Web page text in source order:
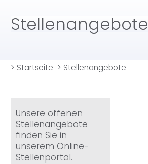
Stellenangebote
> Startseite > Stellenangebote
Unsere offenen
Stellenangebote
finden Sie in
unserem Online-
Stellenportal.